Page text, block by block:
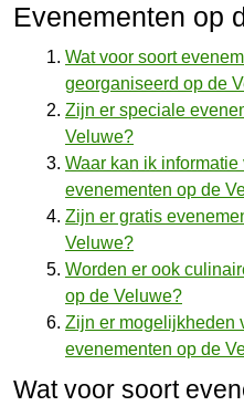
Evenementen op
Wat voor soort
georganiseerd op de
Zijn er speciale
Veluwe?
Waar kan ik
evenementen op de
Zijn er gratis
Veluwe?
Worden er ook
op de Veluwe?
Zijn er mogelijkheden
evenementen op de
Wat voor soort